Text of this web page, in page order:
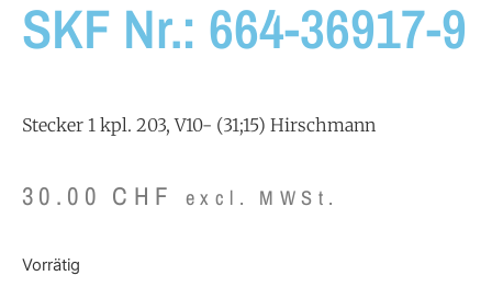
SKF Nr.: 664-36917-9
Stecker 1 kpl. 203, V10- (31;15) Hirschmann
30.00 CHF excl. MWSt.
Vorrätig